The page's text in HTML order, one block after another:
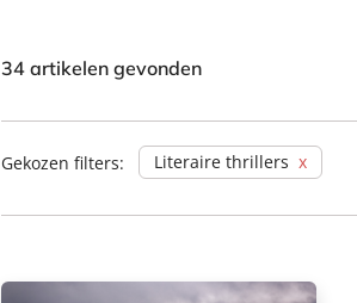
34 artikelen gevonden
Gekozen filters: Literaire thrillers